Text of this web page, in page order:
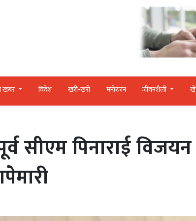
खबर विदेश खरी-खरी मनोरंजन जीवनशैली
सीएम पिनाराई